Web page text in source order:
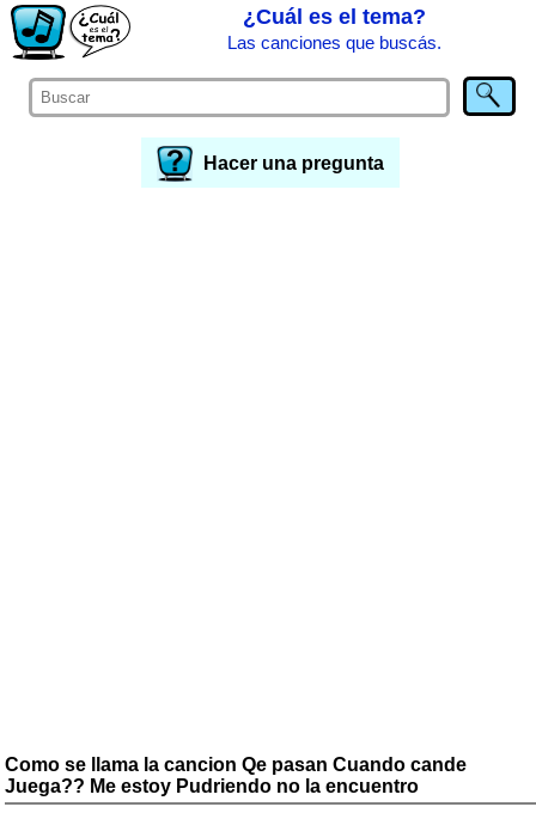
¿Cuál es el tema?
Las canciones que buscás.
Hacer una pregunta
Como se llama la cancion Qe pasan Cuando cande
Juega?? Me estoy Pudriendo no la encuentro